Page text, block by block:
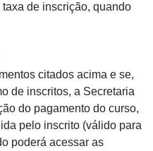
de inscrição, quando
citados acima e se,
de inscritos, a Secretaria
do pagamento do curso,
pelo inscrito (válido para
poderá acessar as